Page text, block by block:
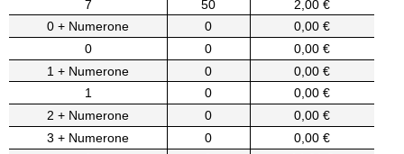
7
50
2,00 €
0 + Numerone
0
0,00 €
0
0
0,00 €
1 + Numerone
0
0,00 €
1
0
0,00 €
2 + Numerone
0
0,00 €
3 + Numerone
0
0,00 €